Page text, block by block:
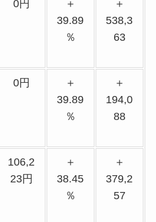
0円
＋
39.89
％
＋
538,3
63
0円
＋
39.89
％
＋
194,0
88
106,2
23円
＋
38.45
％
＋
379,2
57